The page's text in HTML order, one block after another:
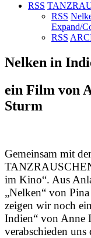
RSS
RSS
Expand/
RSS
Nelken in
ein Film von
Sturm
Gemeinsam mit
im Kino“. Aus
„Nelken“ von
zeigen wir noch
Indien“ von Anne
verabschieden